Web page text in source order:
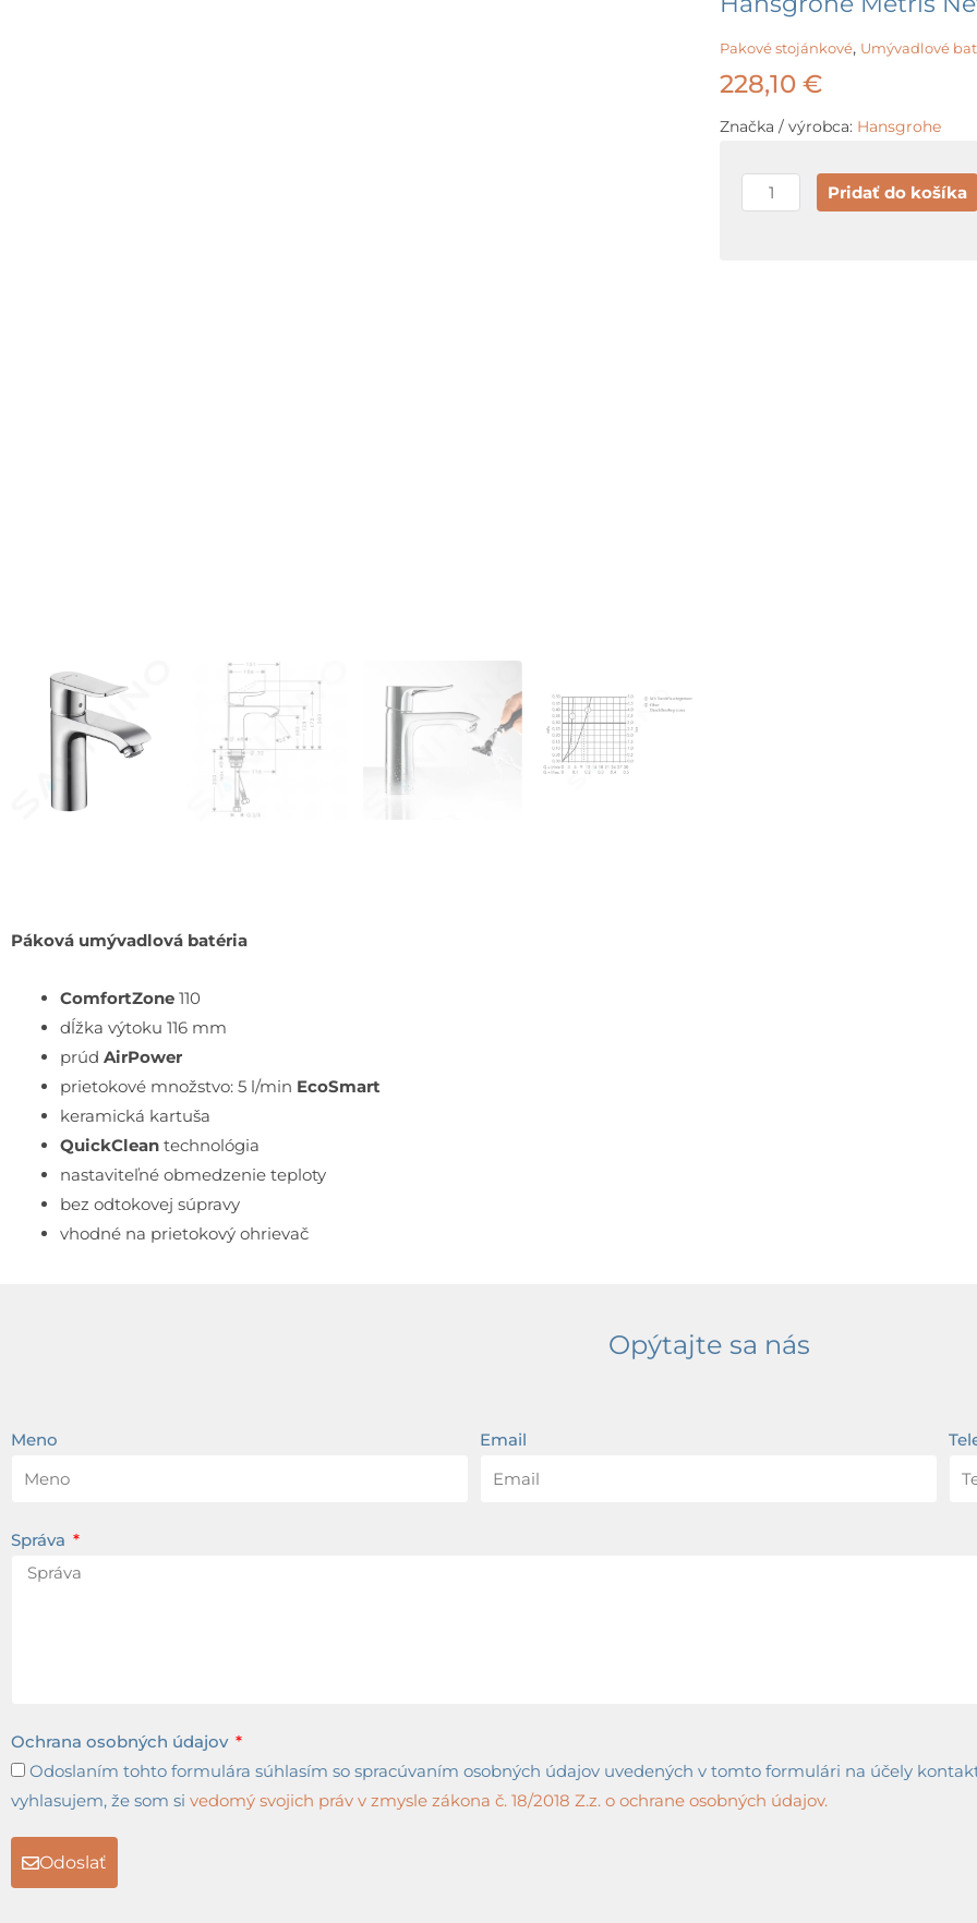
Pakové stojánkové, Umývadlové
228,10 €
Značka / výrobca: Hansgrohe
množstvo
Hansgrohe
Pridať do košíka
Páková umývadlová batéria
ComfortZone 110
dĺžka výtoku 116 mm
prúd AirPower
prietokové množstvo: 5 l/min EcoSmart
keramická kartuša
QuickClean technológia
nastaviteľné obmedzenie teploty
bez odtokovej súpravy
vhodné na prietokový ohrievač
Opýtajte sa nás
Meno Email
Správa
Ochrana osobných údajov
Odoslaním tohto formulára súhlasím so spracúvaním osobných údajov uvedených v tomto formulári na účely
vyhlasujem, že som si vedomý svojich práv v zmysle zákona č. 18/2018 Z.z. o ochrane osobných údajov.
Odoslať